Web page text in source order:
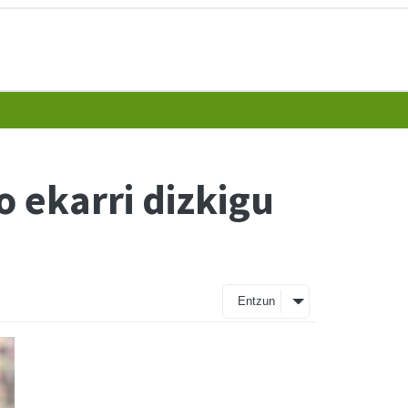
ekarri dizkigu
Entzun